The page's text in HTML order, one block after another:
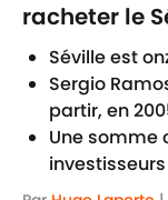
racheter le
Séville est
Sergio
partir, en
Une somme
investisseurs